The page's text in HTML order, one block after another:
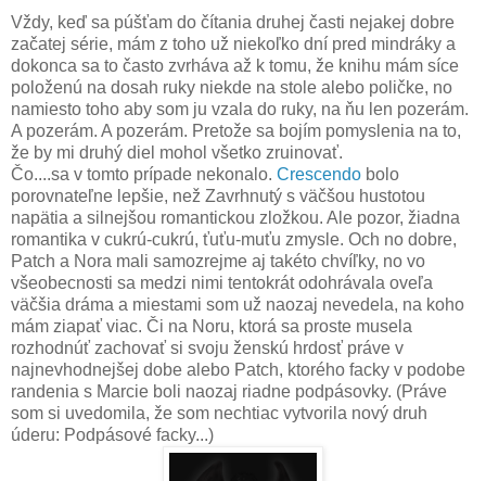
Vždy, keď sa púšťam do čítania druhej časti nejakej dobre
začatej série, mám z toho už niekoľko dní pred mindráky a
dokonca sa to často zvrháva až k tomu, že knihu mám síce
položenú na dosah ruky niekde na stole alebo poličke, no
namiesto toho aby som ju vzala do ruky, na ňu len pozerám.
A pozerám. A pozerám. Pretože sa bojím pomyslenia na to,
že by mi druhý diel mohol všetko zruinovať.
Čo....sa v tomto prípade nekonalo. Crescendo bolo
porovnateľne lepšie, než Zavrhnutý s väčšou hustotou
napätia a silnejšou romantickou zložkou. Ale pozor, žiadna
romantika v cukrú-cukrú, ťuťu-muťu zmysle. Och no dobre,
Patch a Nora mali samozrejme aj takéto chvíľky, no vo
všeobecnosti sa medzi nimi tentokrát odohrávala oveľa
väčšia dráma a miestami som už naozaj nevedela, na koho
mám ziapať viac. Či na Noru, ktorá sa proste musela
rozhodnúť zachovať si svoju ženskú hrdosť práve v
najnevhodnejšej dobe alebo Patch, ktorého facky v podobe
randenia s Marcie boli naozaj riadne podpásovky. (Práve
som si uvedomila, že som nechtiac vytvorila nový druh
úderu: Podpásové facky...)